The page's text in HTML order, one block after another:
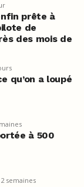
prête à
de
des mois de
qu’on a loupé
à 500
semaines